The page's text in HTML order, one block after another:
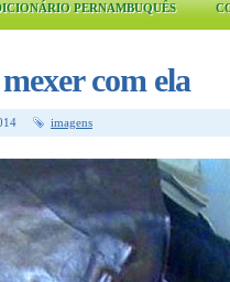
PERNAMBUQUÊS
com ela
imagens